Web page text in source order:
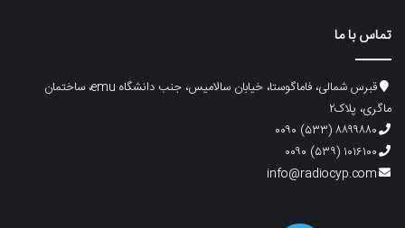
تماس با ما
قبرس شمالی، فاماگوستا، خیابان سالامیس، جنب دانشگاه emu، ساختمان
ماگری، پلاک۲
۸۸۹۹۸۸۰ (۵۳۳) ۰۰۹۰
۱۰۱۶۱۰۰ (۵۳۹) ۰۰۹۰
info@radiocyp.com